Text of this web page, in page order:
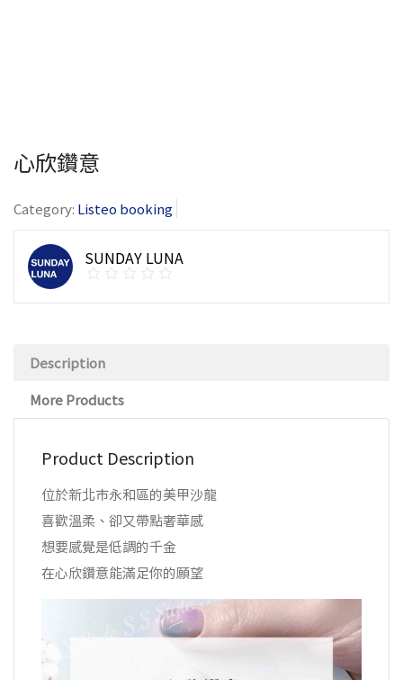
心欣鑽意
Category: Listeo booking
SUNDAY LUNA
Description
More Products
Product Description
位於新北市永和區的美甲沙龍
喜歡溫柔、卻又帶點奢華感
想要感覺是低調的千金
在心欣鑽意能滿足你的願望